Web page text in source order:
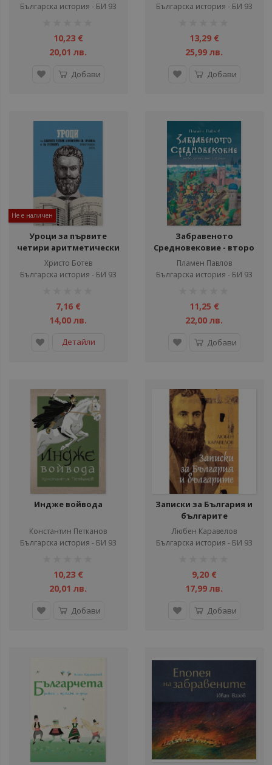
Българска история - БИ 93
10,23 €
20,01 лв.
Добави
Българска история - БИ 93
13,29 €
25,99 лв.
Добави
Не е наличен
Уроци за първите
четири аритметически
правила и за счетовете
Христо Ботев
Българска история - БИ 93
7,16 €
14,00 лв.
Детайли
Забравеното
Средновековие - второ
издание
Пламен Павлов
Българска история - БИ 93
11,25 €
22,00 лв.
Добави
Индже войвода
Константин Петканов
Българска история - БИ 93
10,23 €
20,01 лв.
Добави
Записки за България и
българите
Любен Каравелов
Българска история - БИ 93
9,20 €
17,99 лв.
Добави